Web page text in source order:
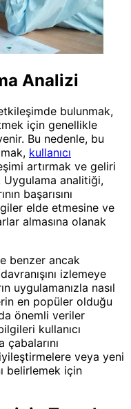
Analizi
bulunmak,
için genellikle
Bu nedenle, bu
kullanıcı
artırmak ve geliri
Uygulama analitiği,
başarısını
elde etmesine ve
almasına olanak
benzer ancak
izlemeye
uygulamanızla nasıl
en popüler olduğu
önemli veriler
kullanıcı
veya yeni
belirlemek için